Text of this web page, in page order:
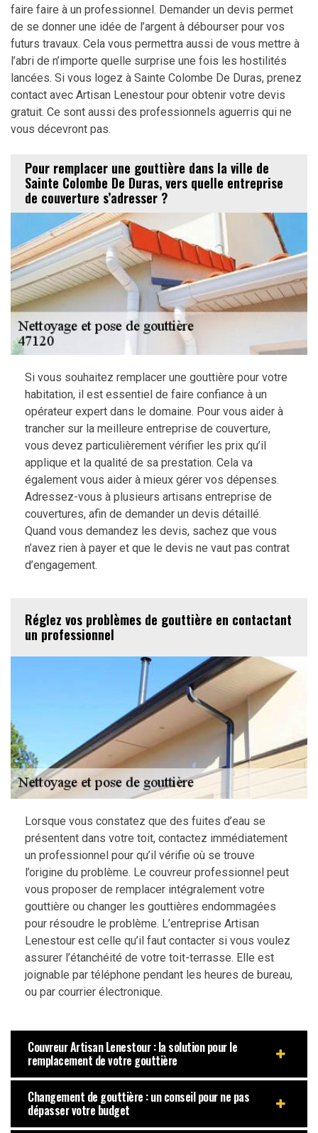
faire faire à un professionnel. Demander un devis permet
de se donner une idée de l’argent à débourser pour vos
futurs travaux. Cela vous permettra aussi de vous mettre à
l’abri de n’importe quelle surprise une fois les hostilités
lancées. Si vous logez à Sainte Colombe De Duras, prenez
contact avec Artisan Lenestour pour obtenir votre devis
gratuit. Ce sont aussi des professionnels aguerris qui ne
vous décevront pas.
Pour remplacer une gouttière dans la ville de
Sainte Colombe De Duras, vers quelle entreprise
de couverture s’adresser ?
Si vous souhaitez remplacer une gouttière pour votre
habitation, il est essentiel de faire confiance à un
opérateur expert dans le domaine. Pour vous aider à
trancher sur la meilleure entreprise de couverture,
vous devez particulièrement vérifier les prix qu’il
applique et la qualité de sa prestation. Cela va
également vous aider à mieux gérer vos dépenses.
Adressez-vous à plusieurs artisans entreprise de
couvertures, afin de demander un devis détaillé.
Quand vous demandez les devis, sachez que vous
n’avez rien à payer et que le devis ne vaut pas contrat
d’engagement.
Réglez vos problèmes de gouttière en contactant
un professionnel
Lorsque vous constatez que des fuites d’eau se
présentent dans votre toit, contactez immédiatement
un professionnel pour qu’il vérifie où se trouve
l’origine du problème. Le couvreur professionnel peut
vous proposer de remplacer intégralement votre
gouttière ou changer les gouttières endommagées
pour résoudre le problème. L’entreprise Artisan
Lenestour est celle qu’il faut contacter si vous voulez
assurer l’étanchéité de votre toit-terrasse. Elle est
joignable par téléphone pendant les heures de bureau,
ou par courrier électronique.
Couvreur Artisan Lenestour : la solution pour le
remplacement de votre gouttière
Changement de gouttière : un conseil pour ne pas
dépasser votre budget